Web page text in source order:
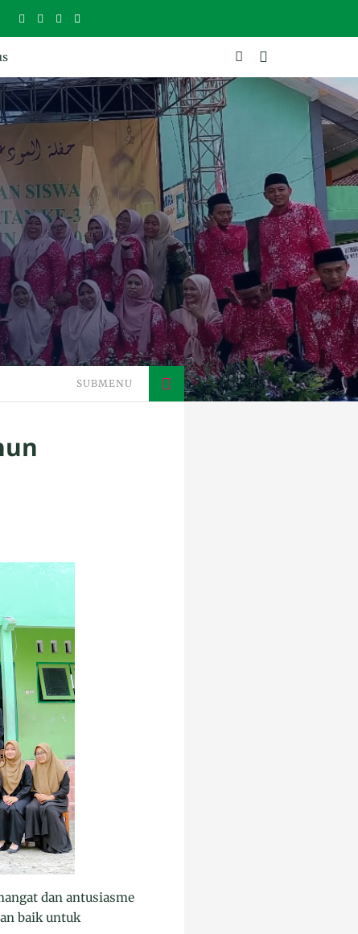
CERDAS DAN BERAKHLAK
SUBMENU
dan antusiasme
baik untuk